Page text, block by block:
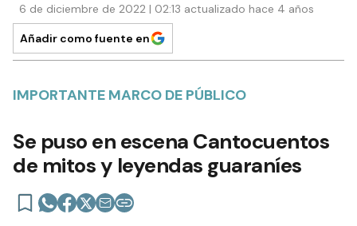
6 de diciembre de 2022 | 02:13 actualizado hace 4 años
Añadir como fuente en
IMPORTANTE MARCO DE PÚBLICO
Se puso en escena Cantocuentos
de mitos y leyendas guaraníes